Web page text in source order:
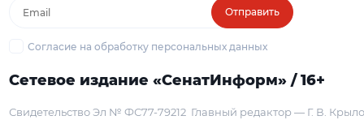
Отправить
Согласие на обработку персональных данных
Сетевое издание «СенатИнформ» / 16+
Свидетельство Эл № ФС77-79212 Главный редактор — Г. В.